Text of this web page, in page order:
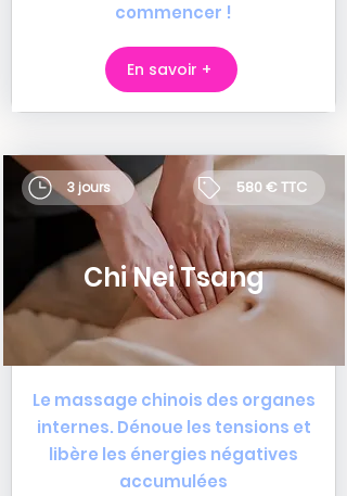
commencer !
En savoir +
Chi Nei Tsang
3 jours 580 € TTC
Le massage chinois des organes
internes. Dénoue les tensions et
libère les énergies négatives
accumulées